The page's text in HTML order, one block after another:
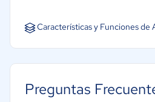
Inglés
Características y Funciones de
Evaluaciones
Preguntas